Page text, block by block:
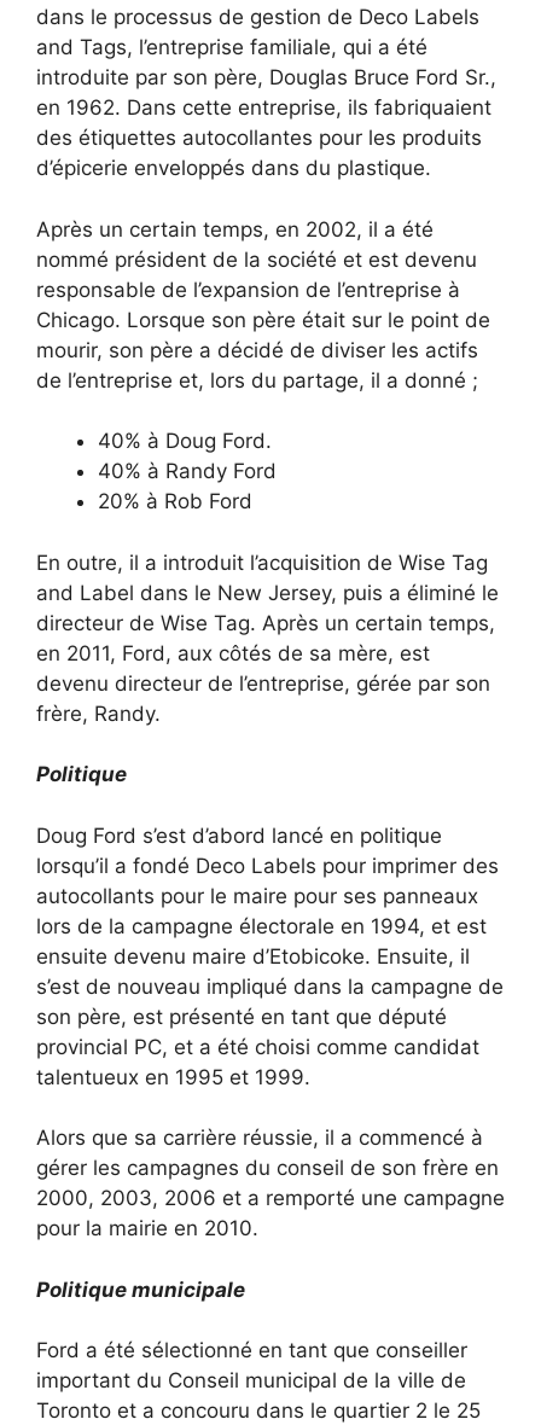
dans le processus de gestion de Deco Labels
and Tags, l’entreprise familiale, qui a été
introduite par son père, Douglas Bruce Ford Sr.,
en 1962. Dans cette entreprise, ils fabriquaient
des étiquettes autocollantes pour les produits
d’épicerie enveloppés dans du plastique.
Après un certain temps, en 2002, il a été
nommé président de la société et est devenu
responsable de l’expansion de l’entreprise à
Chicago. Lorsque son père était sur le point de
mourir, son père a décidé de diviser les actifs
de l’entreprise et, lors du partage, il a donné ;
40% à Doug Ford.
40% à Randy Ford
20% à Rob Ford
En outre, il a introduit l’acquisition de Wise Tag
and Label dans le New Jersey, puis a éliminé le
directeur de Wise Tag. Après un certain temps,
en 2011, Ford, aux côtés de sa mère, est
devenu directeur de l’entreprise, gérée par son
frère, Randy.
Politique
Doug Ford s’est d’abord lancé en politique
lorsqu’il a fondé Deco Labels pour imprimer des
autocollants pour le maire pour ses panneaux
lors de la campagne électorale en 1994, et est
ensuite devenu maire d’Etobicoke. Ensuite, il
s’est de nouveau impliqué dans la campagne de
son père, est présenté en tant que député
provincial PC, et a été choisi comme candidat
talentueux en 1995 et 1999.
Alors que sa carrière réussie, il a commencé à
gérer les campagnes du conseil de son frère en
2000, 2003, 2006 et a remporté une campagne
pour la mairie en 2010.
Politique municipale
Ford a été sélectionné en tant que conseiller
important du Conseil municipal de la ville de
Toronto et a concouru dans le quartier 2 le 25